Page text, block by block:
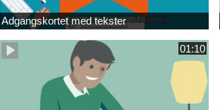
Adgangskortet med tekster
01:10